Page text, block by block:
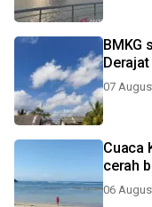
BMKG
07
Cuaca
cerah
06